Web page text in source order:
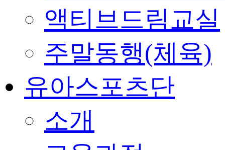
액티브드림교실
주말동행(체육)
유아스포츠단
소개